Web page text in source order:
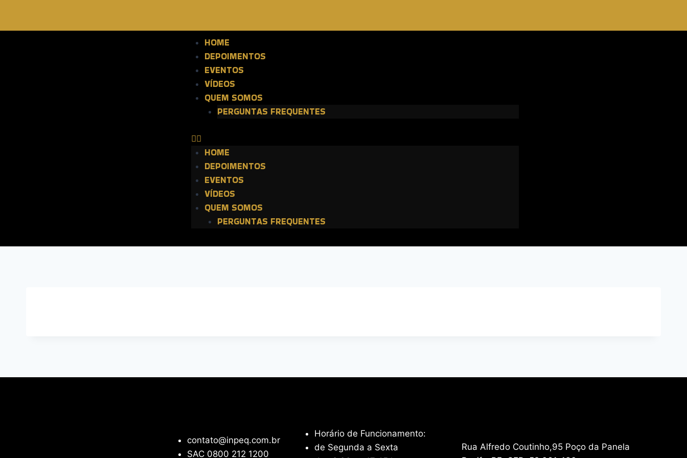
HOME
DEPOIMENTOS
EVENTOS
VÍDEOS
QUEM SOMOS
PERGUNTAS FREQUENTES
HOME
DEPOIMENTOS
EVENTOS
VÍDEOS
QUEM SOMOS
PERGUNTAS FREQUENTES
contato@inpeq.com.br
SAC 0800 212 1200
Horário de Funcionamento:
de Segunda a Sexta
Rua Alfredo Coutinho,95 Poço da Panela